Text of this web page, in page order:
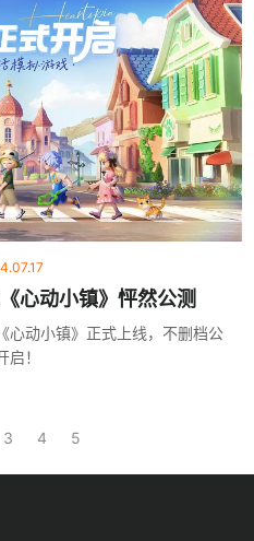
心动小镇》怦然公测
心动小镇》正式上线，不删档公
启！
3 4 5